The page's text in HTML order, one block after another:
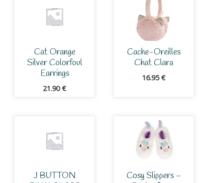
Cat Orange
Silver Colorfoul
Earrings
21.90€
Cache-Oreilles
Chat Clara
16.95€
J BUTTON
Cosy Slippers –